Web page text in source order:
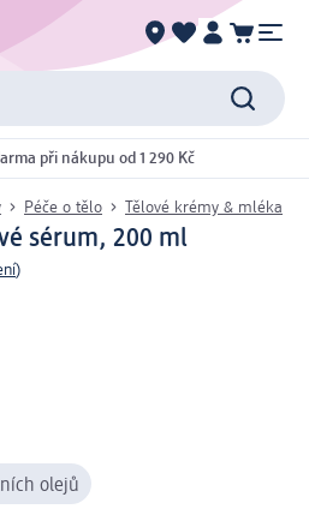
při nákupu od 1 290 Kč
Péče o tělo Tělové krémy & mléka
sérum, 200 ml
)
olejů